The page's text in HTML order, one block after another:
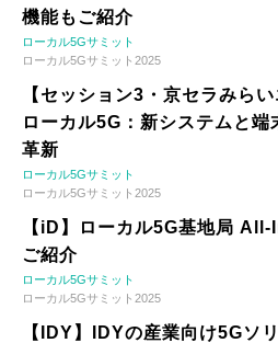
機能もご紹介
ローカル5Gサミット
ローカル5Gサミット2025
【セッション3・京セラみら
ローカル5G：新システムと端
革新
ローカル5Gサミット
ローカル5Gサミット2025
【iD】ローカル5G基地局
ご紹介
ローカル5Gサミット
ローカル5Gサミット2025
【IDY】IDYの産業向け5Gソ